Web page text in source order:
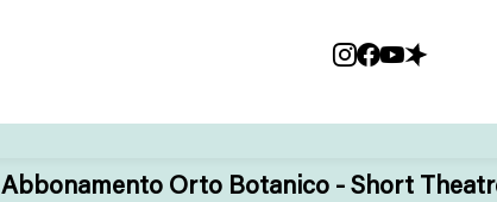
Abbonamento Orto Botanico - Short